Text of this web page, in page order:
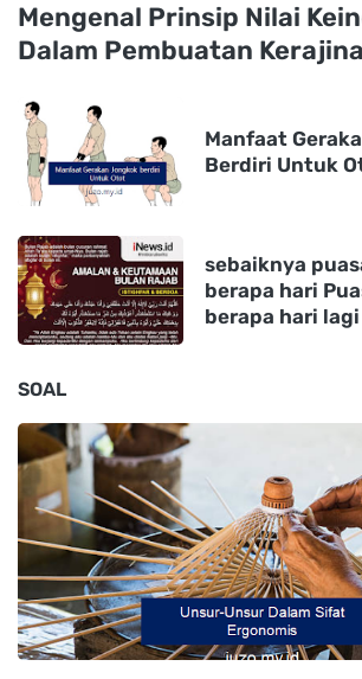
Mengenal Prinsip Nilai
Dalam Pembuatan
Manfaat
Berdiri Untuk
sebaiknya
berapa hari
berapa hari lagi
SOAL